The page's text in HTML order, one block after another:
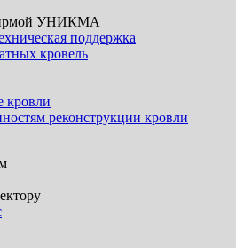
УНИКМА
поддержка
кровель
кровли
реконструкции кровли